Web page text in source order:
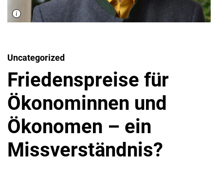
Uncategorized
Friedenspreise für
Ökonominnen und
Ökonomen – ein
Missverständnis?